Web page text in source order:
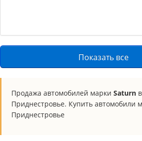
Показать все
Продажа автомобилей марки Saturn
Приднестровье. Купить автомобили
Приднестровье